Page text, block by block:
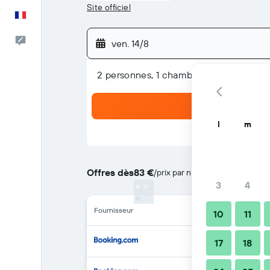
Commentaires
Site officiel
ven. 14/8
2 personnes, 1 chambre
Offres dès83 €/prix par nuit le moins cher
Fournisseur
l m
3 4
10 11
17 18